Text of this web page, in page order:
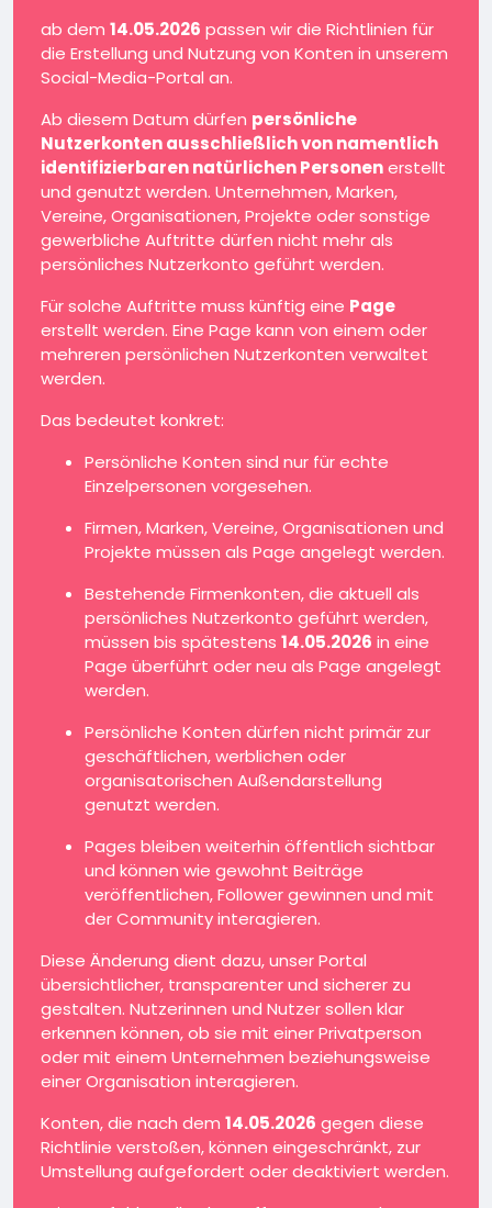
ab dem 14.05.2026 passen wir die Richtlinien für
die Erstellung und Nutzung von Konten in unserem
Social-Media-Portal an.
Ab diesem Datum dürfen persönliche
Nutzerkonten ausschließlich von namentlich
identifizierbaren natürlichen Personenerstellt
und genutzt werden. Unternehmen, Marken,
Vereine, Organisationen, Projekte oder sonstige
gewerbliche Auftritte dürfen nicht mehr als
persönliches Nutzerkonto geführt werden.
Für solche Auftritte muss künftig eine Page
erstellt werden. Eine Page kann von einem oder
mehreren persönlichen Nutzerkonten verwaltet
werden.
Das bedeutet konkret:
Persönliche Konten sind nur für echte
Einzelpersonen vorgesehen.
Firmen, Marken, Vereine, Organisationen und
Projekte müssen als Page angelegt werden.
Bestehende Firmenkonten, die aktuell als
persönliches Nutzerkonto geführt werden,
müssen bis spätestens 14.05.2026 in eine
Page überführt oder neu als Page angelegt
werden.
Persönliche Konten dürfen nicht primär zur
geschäftlichen, werblichen oder
organisatorischen Außendarstellung
genutzt werden.
Pages bleiben weiterhin öffentlich sichtbar
und können wie gewohnt Beiträge
veröffentlichen, Follower gewinnen und mit
der Community interagieren.
Diese Änderung dient dazu, unser Portal
übersichtlicher, transparenter und sicherer zu
gestalten. Nutzerinnen und Nutzer sollen klar
erkennen können, ob sie mit einer Privatperson
oder mit einem Unternehmen beziehungsweise
einer Organisation interagieren.
Konten, die nach dem 14.05.2026 gegen diese
Richtlinie verstoßen, können eingeschränkt, zur
Umstellung aufgefordert oder deaktiviert werden.